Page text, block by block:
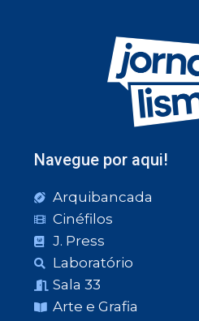
Navegue por aqui!
Arquibancada
Cinéfilos
J. Press
Laboratório
Sala 33
Arte e Grafia